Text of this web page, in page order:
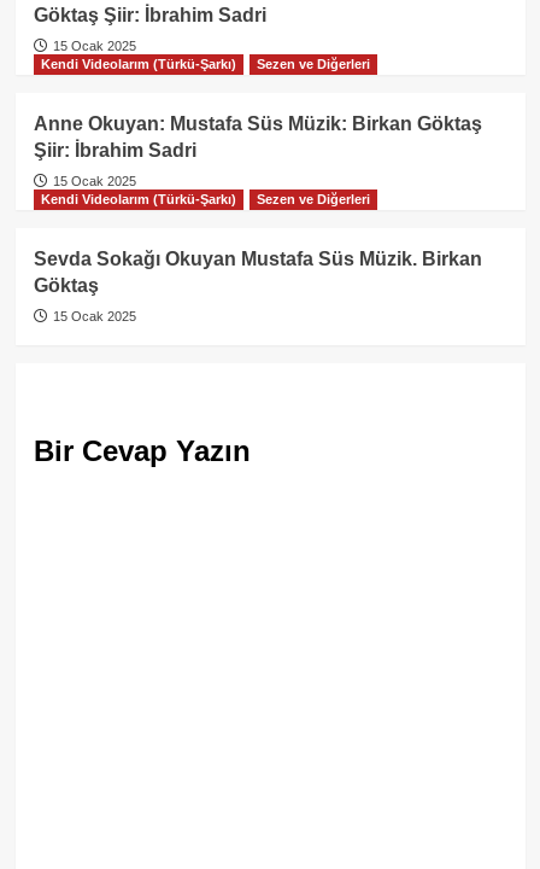
Göktaş Şiir: İbrahim Sadri
15 Ocak 2025
Kendi Videolarım (Türkü-Şarkı)
Sezen ve Diğerleri
Anne Okuyan: Mustafa Süs Müzik: Birkan Göktaş
Şiir: İbrahim Sadri
15 Ocak 2025
Kendi Videolarım (Türkü-Şarkı)
Sezen ve Diğerleri
Sevda Sokağı Okuyan Mustafa Süs Müzik. Birkan
Göktaş
15 Ocak 2025
Bir Cevap Yazın